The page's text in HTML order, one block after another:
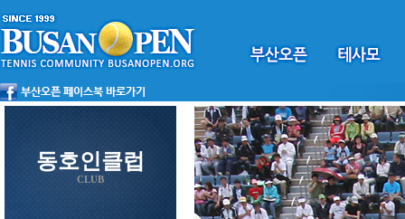
동호인클럽
CLUB